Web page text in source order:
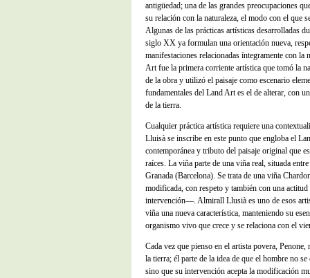
antigüedad; una de las grandes preocupaciones
su relación con la naturaleza, el modo con el que
Algunas de las prácticas artísticas desarrolladas
siglo XX ya formulan una orientación nueva,
manifestaciones relacionadas íntegramente con la
Art fue la primera corriente artística que tomó la
de la obra y utilizó el paisaje como escenario
fundamentales del Land Art es el de alterar, con
de la tierra.
Cualquier práctica artística requiere una
Lluisà se inscribe en este punto que engloba el
contemporánea y tributo del paisaje original que
raíces. La viña parte de una viña real, situada
Granada (Barcelona). Se trata de una viña
modificada, con respeto y también con una
intervención—. Almirall Llusià es uno de esos
viña una nueva característica, manteniendo su
organismo vivo que crece y se relaciona con el
Cada vez que pienso en el artista povera,
la tierra; él parte de la idea de que el hombre no
sino que su intervención acepta la modificación